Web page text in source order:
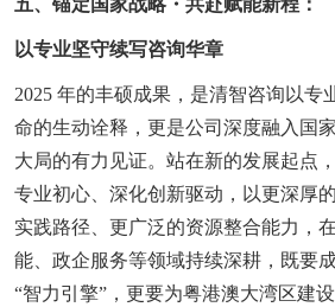
以专业坚守续写咨询华章
2025 年的丰硕成果，是清智咨询以专
命的生动诠释，更是公司深度融入国
大局的有力见证。站在新的发展起点
专业初心、深化创新驱动，以更深厚
实践路径、更广泛的资源整合能力，
能、政企服务等领域持续深耕，既要
“智力引擎”，更要为粤港澳大湾区建